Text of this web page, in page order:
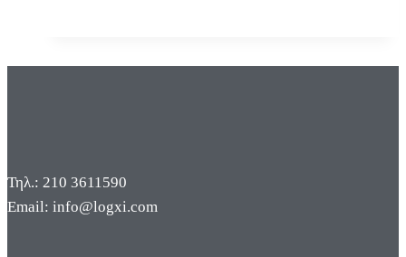
Τηλ.: 210 3611590
Email: info@logxi.com